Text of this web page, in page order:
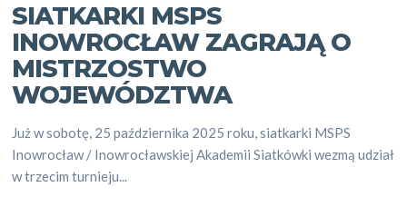
SIATKARKI MSPS
INOWROCŁAW ZAGRAJĄ O
MISTRZOSTWO
WOJEWÓDZTWA
Już w sobotę, 25 października 2025 roku, siatkarki MSPS
Inowrocław / Inowrocławskiej Akademii Siatkówki wezmą udział
w trzecim turnieju...